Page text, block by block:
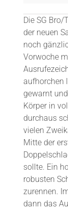
Die SG
der neuen
noch
Vorwoche
aufhorchen
gewarnt
Körper in
durchaus
vielen
Mitte der
sollte. Ein
robusten
zurennen.
dann das